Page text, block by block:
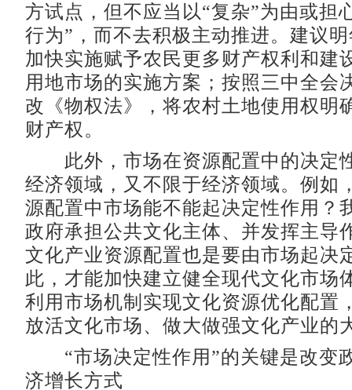
方试点，但不应当以“复杂”为由或担
行为”，而不去积极主动推进。建议
加快实施赋予农民更多财产权利和建
用地市场的实施方案；按照三中全会
改《物权法》，将农村土地使用权明
财产权。
此外，市场在资源配置中的决定
经济领域，又不限于经济领域。例如
源配置中市场能不能起决定性作用？
政府承担公共文化主体、并发挥主导
文化产业资源配置也是要由市场起决
此，才能加快建立健全现代文化市场
利用市场机制实现文化资源优化配置
放活文化市场、做大做强文化产业的
“市场决定性作用”的关键是改变
济增长方式